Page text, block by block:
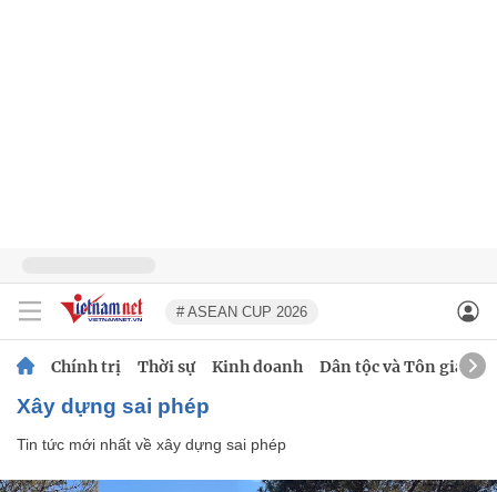
# ASEAN CUP 2026
Chính trị Thời sự Kinh doanh Dân tộc và Tôn giáo
xây dựng sai phép
Tin tức mới nhất về xây dựng sai phép